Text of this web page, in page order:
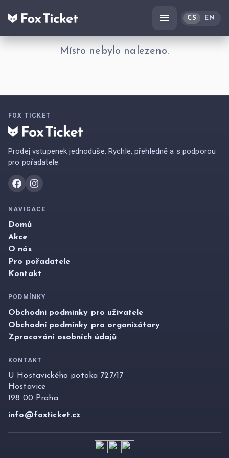
CS EN
Místo nebylo nalezeno.
FOX TICKET
Prodej vstupenek jednoduše. Rychle, přehledně a s podporou
pro pořadatele.
NAVIGACE
Domů
Akce
O nás
Pro pořadatele
Kontakt
PODMÍNKY
Obchodní podmínky pro uživatele
Obchodní podmínky pro organizátory
Zpracování osobních údajů
KONTAKT
U Hostavického potoka 727/17
Hostavice
198 00 Praha
info@foxticket.cz